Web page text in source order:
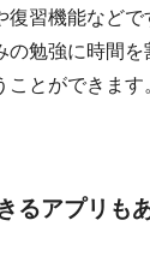
復習機能など
の勉強に時間
とができます
るアプリも